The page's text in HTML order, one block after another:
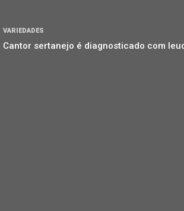
VARIEDADES
Cantor sertanejo é diagnosticado com